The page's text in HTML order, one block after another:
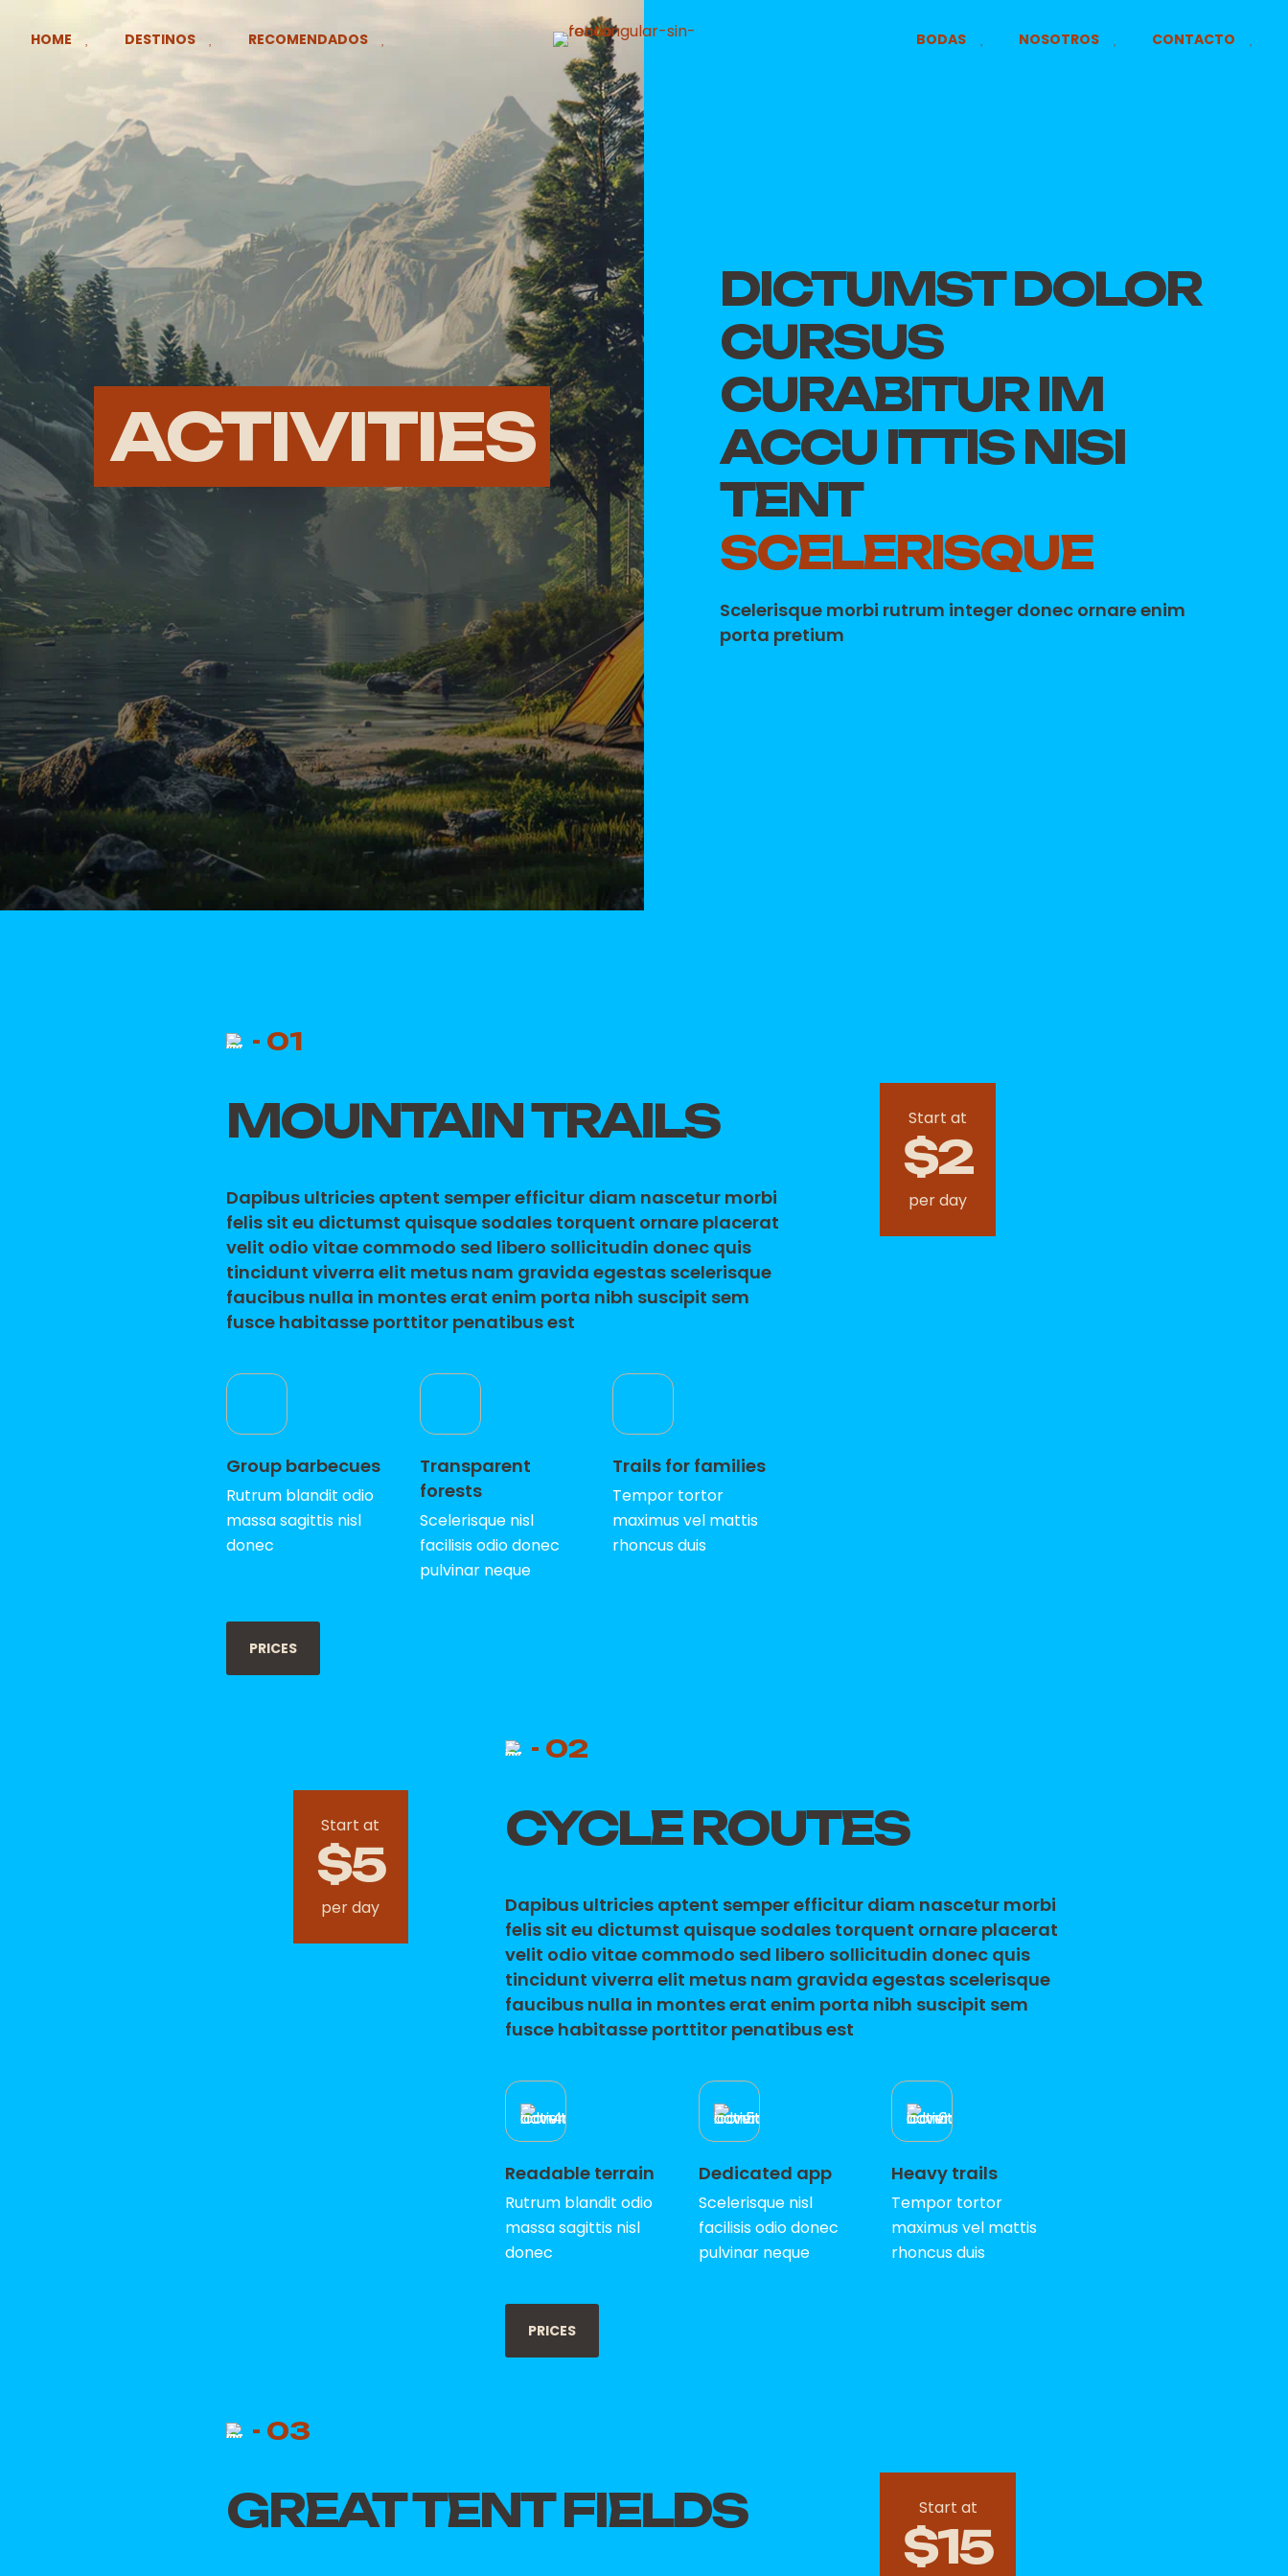
HOME DESTINOS RECOMENDADOS BODAS NOSOTROS CONTACTO
ACTIVITIES
DICTUMST DOLOR
CURSUS
CURABITUR IM
ACCU ITTIS NISI
TENT
SCELERISQUE
Scelerisque morbi rutrum integer donec ornare enim
porta pretium
- 01
MOUNTAIN TRAILS
Dapibus ultricies aptent semper efficitur diam nascetur morbi
felis sit eu dictumst quisque sodales torquent ornare placerat
velit odio vitae commodo sed libero sollicitudin donec quis
tincidunt viverra elit metus nam gravida egestas scelerisque
faucibus nulla in montes erat enim porta nibh suscipit sem
fusce habitasse porttitor penatibus est
Group barbecues
Rutrum blandit odio
massa sagittis nisl
donec
Transparent
forests
Scelerisque nisl
facilisis odio donec
pulvinar neque
Trails for families
Tempor tortor
maximus vel mattis
rhoncus duis
PRICES
Start at
$2
per day
Start at
$5
per day
- 02
CYCLE ROUTES
Dapibus ultricies aptent semper efficitur diam nascetur morbi
felis sit eu dictumst quisque sodales torquent ornare placerat
velit odio vitae commodo sed libero sollicitudin donec quis
tincidunt viverra elit metus nam gravida egestas scelerisque
faucibus nulla in montes erat enim porta nibh suscipit sem
fusce habitasse porttitor penatibus est
Readable terrain
Rutrum blandit odio
massa sagittis nisl
donec
Dedicated app
Scelerisque nisl
facilisis odio donec
pulvinar neque
Heavy trails
Tempor tortor
maximus vel mattis
rhoncus duis
PRICES
- 03
GREAT TENT FIELDS Start at
$15